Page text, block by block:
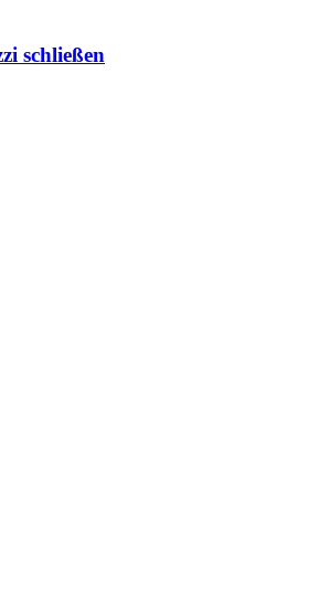
schließen